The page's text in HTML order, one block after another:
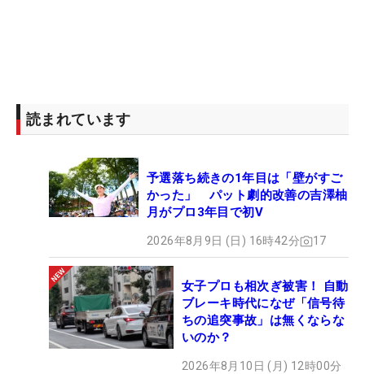
読まれています
予選落ち続きの1年目は「壁がすご
かった」 パット劇的改善の吉澤柚
月がプロ3年目で初V
2026年8月9日 (日) 16時42分 17
女子プロも相次ぎ被害！ 自動
ブレーキ時代になぜ「信号待
ちの追突事故」は無くならな
いのか？
2026年8月10日 (月) 12時00分